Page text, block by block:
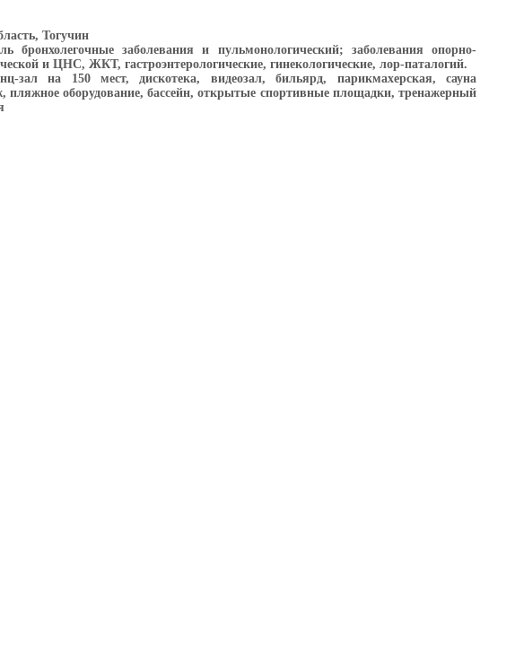
Тогучин
бронхолегочные заболевания и пульмонологический; заболевания опорно-
и ЦНС, ЖКТ, гастроэнтерологические, гинекологические, лор-паталогий.
зал на 150 мест, дискотека, видеозал, бильярд, парикмахерская, сауна
пляжное оборудование, бассейн, открытые спортивные площадки, тренажерный